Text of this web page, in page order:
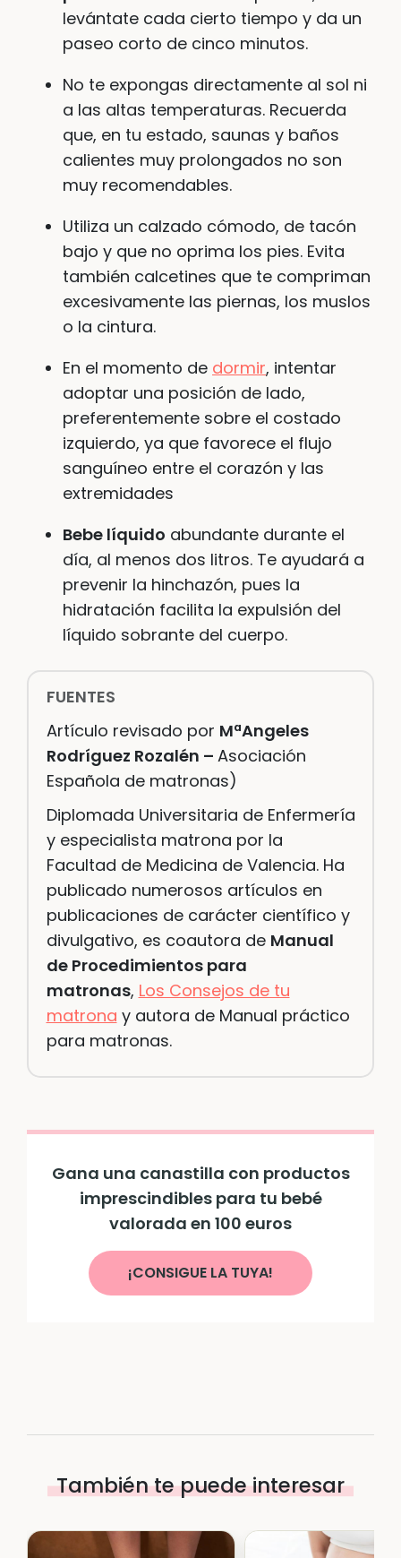
levántate cada cierto tiempo y da un
paseo corto de cinco minutos.
No te expongas directamente al sol ni
a las altas temperaturas. Recuerda
que, en tu estado, saunas y baños
calientes muy prolongados no son
muy recomendables.
Utiliza un calzado cómodo, de tacón
bajo y que no oprima los pies. Evita
también calcetines que te compriman
excesivamente las piernas, los muslos
o la cintura.
En el momento de dormir, intentar
adoptar una posición de lado,
preferentemente sobre el costado
izquierdo, ya que favorece el flujo
sanguíneo entre el corazón y las
extremidades
Bebe líquido abundante durante el
día, al menos dos litros. Te ayudará a
prevenir la hinchazón, pues la
hidratación facilita la expulsión del
líquido sobrante del cuerpo.
FUENTES
Artículo revisado por MªAngeles
Rodríguez Rozalén – Asociación
Española de matronas)
Diplomada Universitaria de Enfermería
y especialista matrona por la
Facultad de Medicina de Valencia. Ha
publicado numerosos artículos en
publicaciones de carácter científico y
divulgativo, es coautora de Manual
de Procedimientos para
matronas, Los Consejos de tu
matrona y autora de Manual práctico
para matronas.
Gana una canastilla con productos
imprescindibles para tu bebé
valorada en 100 euros
¡CONSIGUE LA TUYA!
También te puede interesar